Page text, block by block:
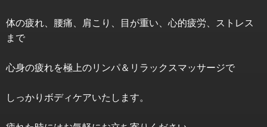
体の疲れ、腰痛、肩こり、目が重い、心的疲労、ストレス
まで
心身の疲れを極上のリンパ＆リラックスマッサージで
しっかりボディケアいたします。